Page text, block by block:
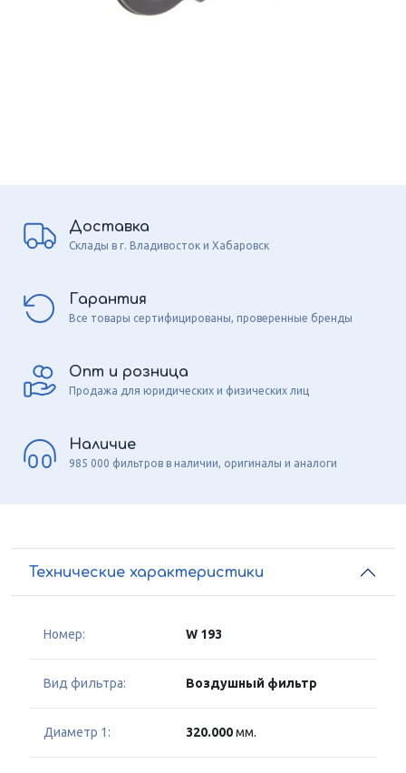
Доставка
Склады в г. Владивосток и Хабаровск
Гарантия
Все товары сертифицированы, проверенные бренды
Опт и розница
Продажа для юридических и физических лиц
Наличие
985 000 фильтров в наличии, оригиналы и аналоги
Технические характеристики
Номер: W 193
Вид фильтра: Воздушный фильтр
Диаметр 1: 320.000мм.